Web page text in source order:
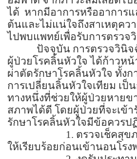
ได้ หากมีอาการหรืออาการ
ต้นและไม่แน่ใจถึงสาเหตุคว
ไปพบแพทย์เพื่อรับการตรวจ
ปัจจุบัน การตรวจวินิจ
ผู้ป่วยโรคลิ้นหัวใจ ได้ก้าวห
ผ่าตัดรักษาโรคลิ้นหัวใจ ทั้ง
การเปลี่ยนลิ้นหัวใจเทียม เป็
ทางหนึ่งที่ช่วยให้ผู้ป่วยหาย
สภาพได้ดี โดยผู้ป่วยที่จะเข้า
รักษาโรคลิ้นหัวใจมีข้อควรป
1. ตรวจเช็คสุ
ให้เรียบร้อยก่อนเข้านอนโรง